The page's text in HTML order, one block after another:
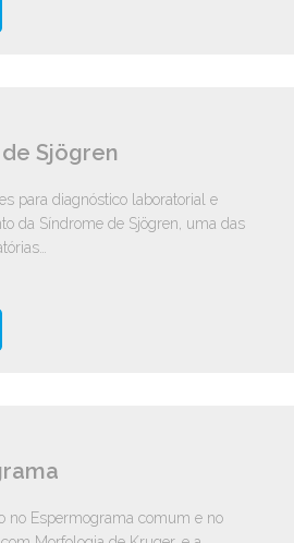
Sjögren
para diagnóstico laboratorial e
da Síndrome de Sjögren, uma das
no Espermograma comum e no